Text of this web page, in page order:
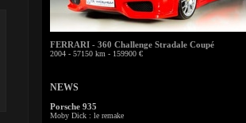
FERRARI - 360 Challenge Stradale Coupé
2004 - 57150 km - 159900 €
NEWS
Porsche 935
Moby Dick : le remake